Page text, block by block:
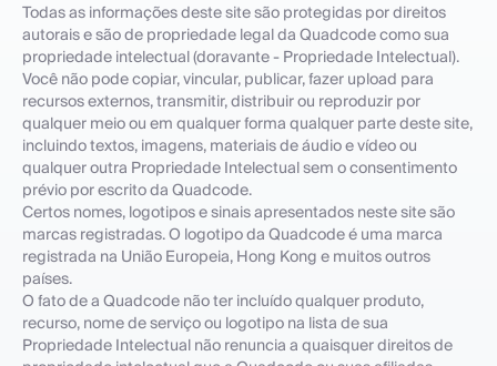
Todas as informações deste site são protegidas por direitos
autorais e são de propriedade legal da Quadcode como sua
propriedade intelectual (doravante - Propriedade Intelectual).
Você não pode copiar, vincular, publicar, fazer upload para
recursos externos, transmitir, distribuir ou reproduzir por
qualquer meio ou em qualquer forma qualquer parte deste site,
incluindo textos, imagens, materiais de áudio e vídeo ou
qualquer outra Propriedade Intelectual sem o consentimento
prévio por escrito da Quadcode.
Certos nomes, logotipos e sinais apresentados neste site são
marcas registradas. O logotipo da Quadcode é uma marca
registrada na União Europeia, Hong Kong e muitos outros
países.
O fato de a Quadcode não ter incluído qualquer produto,
recurso, nome de serviço ou logotipo na lista de sua
Propriedade Intelectual não renuncia a quaisquer direitos de